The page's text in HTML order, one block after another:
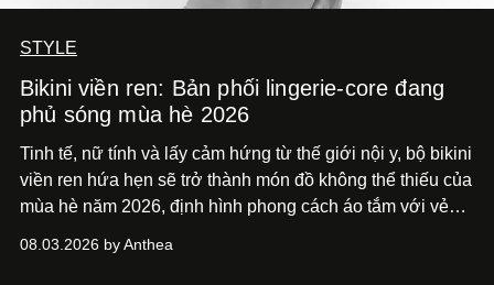
STYLE
Bikini viền ren: Bản phối lingerie-core đang
phủ sóng mùa hè 2026
Tinh tế, nữ tính và lấy cảm hứng từ thế giới nội y, bộ bikini
viền ren hứa hẹn sẽ trở thành món đồ không thể thiếu của
mùa hè năm 2026, định hình phong cách áo tắm với vẻ
08.03.2026 by Anthea